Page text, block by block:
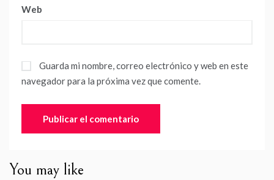
Web
Guarda mi nombre, correo electrónico y web en este
navegador para la próxima vez que comente.
You may like